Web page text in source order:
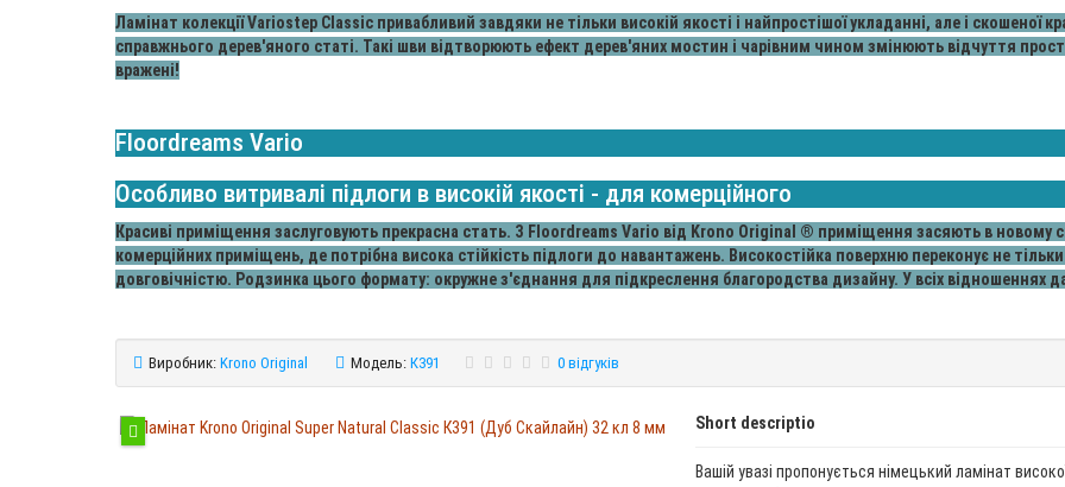
Ламінат колекції Variostep Classic привабливий завдяки не тільки високій якості і найпростішої укладанні, але і
справжнього дерев'яного статі. Такі шви відтворюють ефект дерев'яних мостин і чарівним чином змінюють відчуття
вражені!
Floordreams Vario
Особливо витривалі підлоги в високій якості - для комерційного
Красиві приміщення заслуговують прекрасна стать. З Floordreams Vario від Krono Original ® приміщення засяють в новому
комерційних приміщень, де потрібна висока стійкість підлоги до навантажень. Високостійка поверхню переконує не
довговічністю. Родзинка цього формату: окружне з'єднання для підкреслення благородства дизайну. У всіх
Виробник: Krono Original Модель: К391 0 відгуків
Short descriptio
Вашій увазі пропонується німецький ламінат